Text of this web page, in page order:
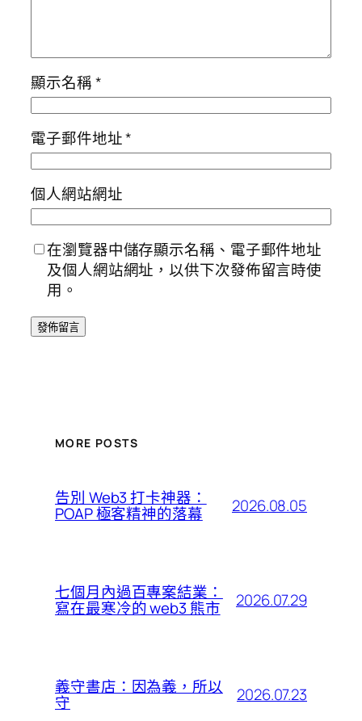
顯示名稱*
電子郵件地址*
個人網站網址
在瀏覽器中儲存顯示名稱、電子郵件地址
及個人網站網址，以供下次發佈留言時使
用。
MORE POSTS
告別 Web3 打卡神器：
POAP 極客精神的落幕 2026.08.05
七個月內過百專案結業：
寫在最寒冷的 web3 熊市 2026.07.29
義守書店：因為義，所以
守 2026.07.23